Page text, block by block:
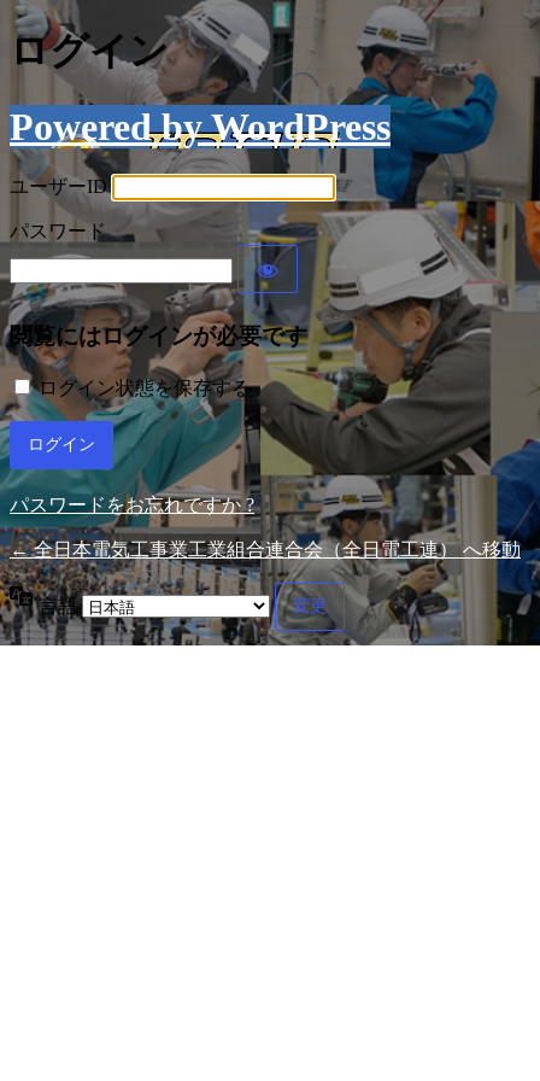
ログイン
Powered by WordPress
ユーザーID
パスワード
閲覧にはログインが必要です
ログイン状態を保存する
パスワードをお忘れですか ?
← 全日本電気工事業工業組合連合会（全日電工連） へ移動
言語